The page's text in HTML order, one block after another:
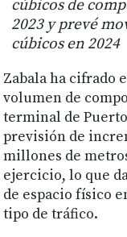
cúbicos de
2023 y prevé
cúbicos en 2024
Zabala ha cifrado
volumen de
terminal de
previsión de
millones de
ejercicio, lo que
de espacio físico
tipo de tráfico.